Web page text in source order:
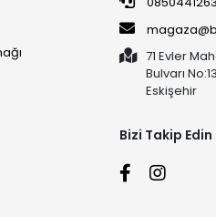
71 Evler
Bulvarı
Eskişehir
Bizi Takip Edin